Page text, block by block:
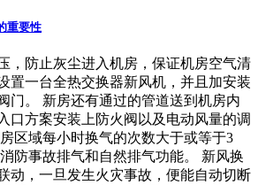
重要性
，防止灰尘进入机房，保证机房空气清
置一台全热交换器新风机，并且加安装
门。 新房还有通过的管道送到机房内
口方案安装上防火阀以及电动风量的调
区域每小时换气的次数大于或等于3
防事故排气和自然排气功能。 新风换
动，一旦发生火灾事故，便能自动切断